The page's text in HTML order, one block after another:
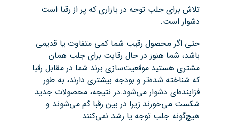
تلاش برای جلب توجه در بازاری که پر از رقبا است
دشوار است.
حتی اگر محصول رقیب شما کمی متفاوت یا قدیمی
باشد، شما هنوز در حال رقابت برای جلب همان
مشتری هستید.موقعیت‌سازی برند شما در مقابل رقبا
که شناخته شده‌تر و بودجه بیشتری دارند، به طور
فزاینده‌ای دشوار می‌شود.در نتیجه، محصولات جدید
شکست می‌خورند زیرا در بین رقبا گم می‌شوند و
هیچ‌گونه جلب توجه یا رشد نمی‌کنند.